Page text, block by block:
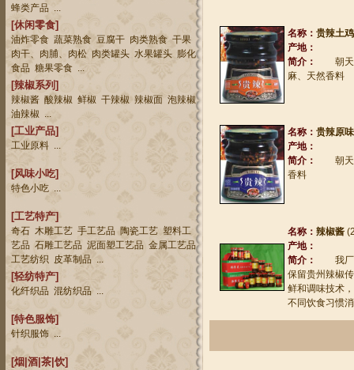
蜂类产品 ...
[休闲零食]
油炸零食 蔬菜熟食 豆腐干 肉类熟食 干果
肉干、肉脯、肉松 肉类罐头 水果罐头 膨化
食品 糖果零食 ...
[辣椒系列]
辣椒酱 酸辣椒 鲜椒 干辣椒 辣椒面 泡辣椒
油辣椒 ...
[工业产品]
工业原料 ...
[风味小吃]
特色小吃 ...
[工艺特产]
奇石 木雕工艺 手工艺品 陶瓷工艺 塑料工
艺品 石雕工艺品 泥面塑工艺品 金属工艺品
工艺纺织 皮革制品 ...
[轻纺特产]
化纤织品 混纺织品 ...
[特色服饰]
针织服饰 ...
[烟|酒|茶|饮]
名称： 贵辣土
产地：
简介：
朝天
麻、天然香料
名称： 贵辣原
产地：
简介：
朝天
香料
名称： 辣椒酱
产地：
简介：
我厂
保留贵州辣椒
鲜和调味技术
不同饮食习惯